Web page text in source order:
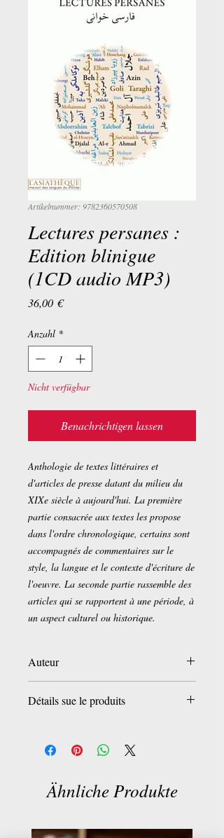
Artikelnummer: 9782360570508
Lectures persanes :
Edition blinigue
(1CD audio MP3)
36,00 €Preis
Anzahl *
Nicht verfügbar
Benachrichtigen lassen
Anthologie de textes littéraires et
d'articles de presse datant du milieu du
XIXe siècle à aujourd'hui. La première
partie consacrée aux textes les propose
dans l'ordre chronologique, certains sont
accompagnés de commentaires sur le
style, la langue et le contexte d'écriture de
l'oeuvre. La seconde partie rassemble des
articles qui se rapportent à une période, à
un aspect culturel ou historique.
Auteur
Amir Moghani
Détails sue le produits
collection: L'asiathèque (22 April 2015)
Langue : Freçais
ISBN-13:978-2360570508
Ähnliche Produkte